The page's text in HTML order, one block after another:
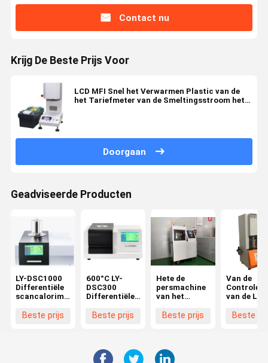
Contact nu
Krijg De Beste Prijs Voor
LCD MFI Snel het Verwarmen Plastic van de
het Tariefmeter van de Smeltingsstroom het
Doorgaan
Geadviseerde Producten
LY-DSC1000
Differentiële
scancalorimeter
1150°C
Beste prijs
600°C LY-
DSC300
Differentiële
DSC
Beste prijs
Hete de
persmachine
van het
kleine vlakke
Beste prijs
Van de
van de Liyi
Computer
Beste